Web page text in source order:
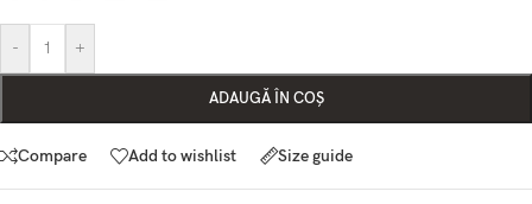
- +
ADAUGĂ ÎN COȘ
Compare Add to wishlist Size guide